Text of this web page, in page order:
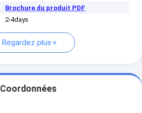
Brochure du produit PDF
2-4days
Regardez plus
Coordonnées